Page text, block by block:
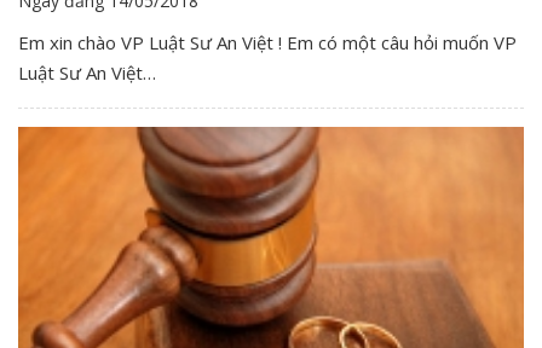
Em xin chào VP Luật Sư An Việt ! Em có một câu hỏi muốn VP
Luật Sư An Việt…